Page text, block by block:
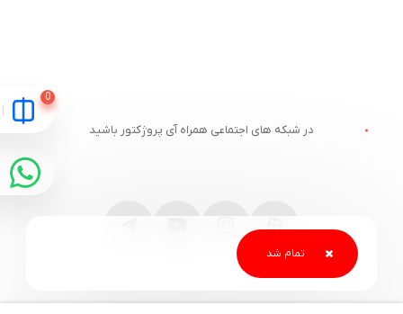
در شبکه های اجتماعی همراه آی پروژکتور باشید